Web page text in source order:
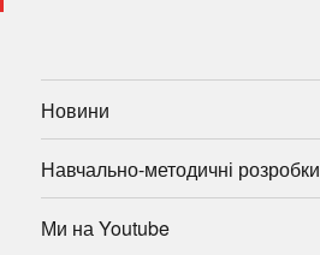
Новини
Навчально-методичні розробки
Ми на Youtube